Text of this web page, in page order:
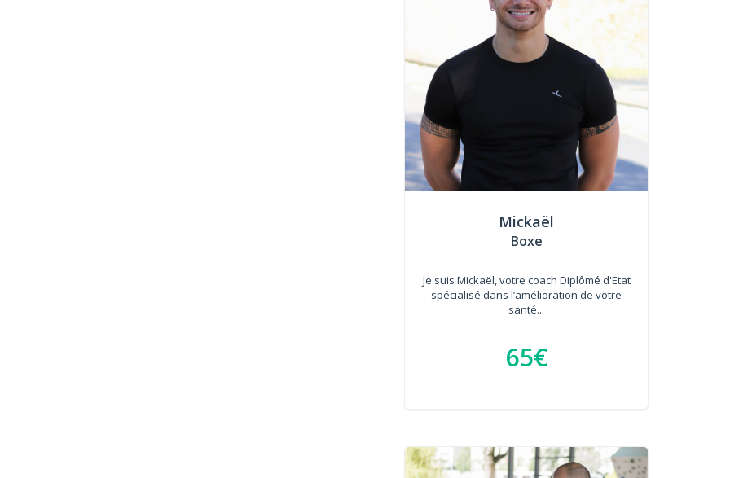
Mickaël
Boxe
Je suis Mickaël, votre coach Diplômé d'Etat
spécialisé dans l’amélioration de votre
santé...
65€